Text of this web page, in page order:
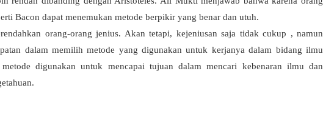
Bacon dapat menemukan metode berpikir yang benar dan utuh.
orang-orang jenius. Akan tetapi, kejeniusan saja tidak cukup , namun
dalam memilih metode yang digunakan untuk kerjanya dalam bidang ilmu
metode digunakan untuk mencapai tujuan dalam mencari kebenaran ilmu dan